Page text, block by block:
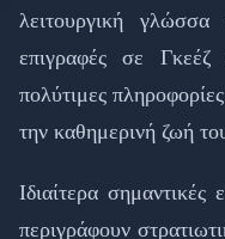
λειτουργική
επιγραφές σε
πολύτιμες
την καθημερινή ζωή
Ιδιαίτερα σημαντικές
περιγράφουν